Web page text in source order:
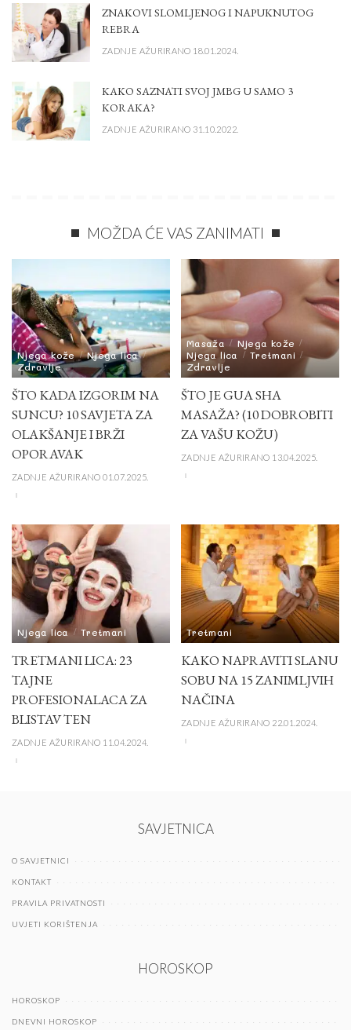
ZNAKOVI SLOMLJENOG I NAPUKNUTOG
REBRA
ZADNJE AŽURIRANO 18.01.2024.
KAKO SAZNATI SVOJ JMBG U SAMO 3
KORAKA?
ZADNJE AŽURIRANO 31.10.2022.
MOŽDA ĆE VAS ZANIMATI
Njega kože
Njega lica
Zdravlje
ŠTO KADA IZGORIM NA
SUNCU? 10 SAVJETA ZA
OLAKŠANJE I BRŽI
OPORAVAK
ZADNJE AŽURIRANO 01.07.2025.
Masaža
Njega kože
Njega lica
Tretmani
Zdravlje
ŠTO JE GUA SHA
MASAŽA? (10 DOBROBITI
ZA VAŠU KOŽU)
ZADNJE AŽURIRANO 13.04.2025.
Njega lica Tretmani
TRETMANI LICA: 23
TAJNE
PROFESIONALACA ZA
BLISTAV TEN
ZADNJE AŽURIRANO 11.04.2024.
Tretmani
KAKO NAPRAVITI SLANU
SOBU NA 15 ZANIMLJVIH
NAČINA
ZADNJE AŽURIRANO 22.01.2024.
SAVJETNICA
O SAVJETNICI
KONTAKT
PRAVILA PRIVATNOSTI
UVJETI KORIŠTENJA
HOROSKOP
HOROSKOP
DNEVNI HOROSKOP